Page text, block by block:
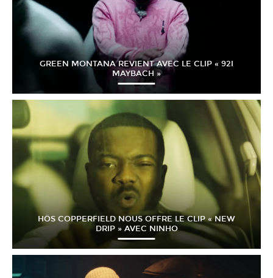
GREEN MONTANA REVIENT AVEC LE CLIP « 92I
MAYBACH »
HÖS COPPERFIELD NOUS OFFRE LE CLIP « NEW
DRIP » AVEC NINHO